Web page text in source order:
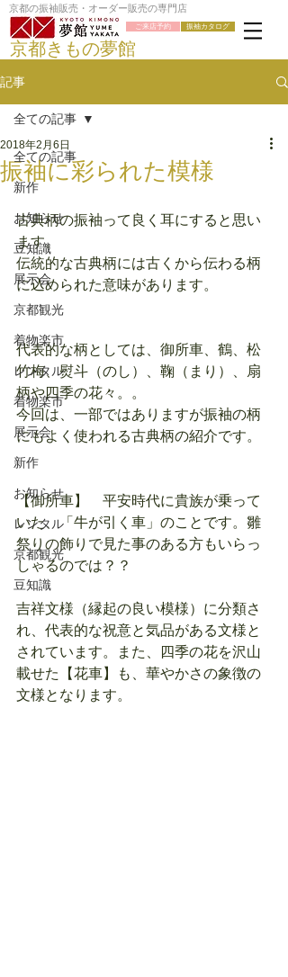
ご来店予約
京都の振袖販売・オーダー販売の専門店
京都きもの夢館
振袖カタログ
記事
全ての記事
新作
お知らせ
豆知識
展示会
京都観光
着物楽市
レンタル
着物楽市
展示会
新作
お知らせ
レンタル
京都観光
豆知識
全ての記事
振袖に彩られた模様
2018年2月6日
古典柄の振袖って良く耳にすると思い
ます。
伝統的な古典柄には古くから伝わる柄
に込められた意味があります。
代表的な柄としては、御所車、鶴、松
竹梅、熨斗（のし）、鞠（まり）、扇
柄や四季の花々。。
今回は、一部ではありますが振袖の柄
にもよく使われる古典柄の紹介です。
【御所車】　平安時代に貴族が乗って
いた、「牛が引く車」のことです。雛
祭りの飾りで見た事のある方もいらっ
しゃるのでは？？
吉祥文様（縁起の良い模様）に分類さ
れ、代表的な祝意と気品がある文様と
されています。また、四季の花を沢山
載せた【花車】も、華やかさの象徴の
文様となります。